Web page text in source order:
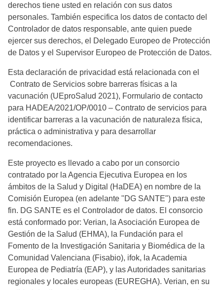
derechos tiene usted en relación con sus datos
personales. También especifica los datos de contacto del
Controlador de datos responsable, ante quien puede
ejercer sus derechos, el Delegado Europeo de Protección
de Datos y el Supervisor Europeo de Protección de Datos.
Esta declaración de privacidad está relacionada con el
Contrato de Servicios sobre barreras físicas a la
vacunación (UEproSalud 2021), Formulario de contacto
para HADEA/2021/OP/0010 – Contrato de servicios para
identificar barreras a la vacunación de naturaleza física,
práctica o administrativa y para desarrollar
recomendaciones.
Este proyecto es llevado a cabo por un consorcio
contratado por la Agencia Ejecutiva Europea en los
ámbitos de la Salud y Digital (HaDEA) en nombre de la
Comisión Europea (en adelante "DG SANTE") para este
fin. DG SANTE es el Controlador de datos. El consorcio
está conformado por: Verian, la Asociación Europea de
Gestión de la Salud (EHMA), la Fundación para el
Fomento de la Investigación Sanitaria y Biomédica de la
Comunidad Valenciana (Fisabio), ifok, la Academia
Europea de Pediatría (EAP), y las Autoridades sanitarias
regionales y locales europeas (EUREGHA). Verian, en su